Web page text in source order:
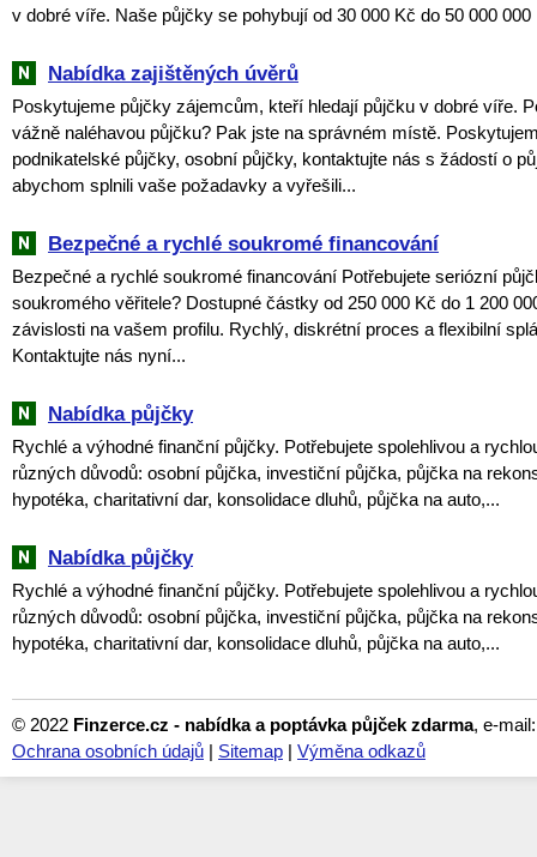
v dobré víře. Naše půjčky se pohybují od 30 000 Kč do 50 000 000
Nabídka zajištěných úvěrů
Poskytujeme půjčky zájemcům, kteří hledají půjčku v dobré víře.
vážně naléhavou půjčku? Pak jste na správném místě.
podnikatelské půjčky, osobní půjčky, kontaktujte nás s žádostí o
abychom splnili vaše požadavky a vyřešili...
Bezpečné a rychlé soukromé financování
Bezpečné a rychlé soukromé financování Potřebujete seriózní
soukromého věřitele? Dostupné částky od 250 000 Kč do 1 200
závislosti na vašem profilu. Rychlý, diskrétní proces a flexibilní
Kontaktujte nás nyní...
Nabídka půjčky
Rychlé a výhodné finanční půjčky. Potřebujete spolehlivou a
různých důvodů: osobní půjčka, investiční půjčka, půjčka na
hypotéka, charitativní dar, konsolidace dluhů, půjčka na auto,...
Nabídka půjčky
Rychlé a výhodné finanční půjčky. Potřebujete spolehlivou a
různých důvodů: osobní půjčka, investiční půjčka, půjčka na
hypotéka, charitativní dar, konsolidace dluhů, půjčka na auto,...
© 2022 Finzerce.cz - nabídka a poptávka půjček zdarma, e-
Ochrana osobních údajů | Sitemap | Výměna odkazů